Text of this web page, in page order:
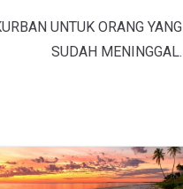
UNTUK ORANG YANG
SUDAH MENINGGAL.